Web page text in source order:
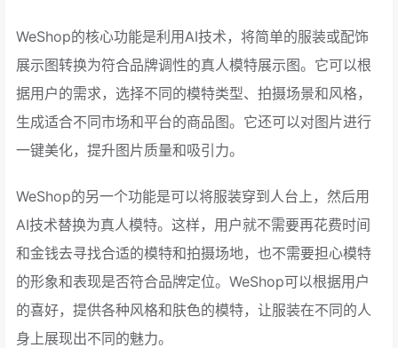
WeShop的核心功能是利用AI技术，将简单的服装或配饰
展示图转换为符合品牌调性的真人模特展示图。它可以根
据用户的需求，选择不同的模特类型、拍摄场景和风格，
生成适合不同市场和平台的商品图。它还可以对图片进行
一键美化，提升图片质量和吸引力。
WeShop的另一个功能是可以将服装穿到人台上，然后用
AI技术替换为真人模特。这样，用户就不需要再花费时间
和金钱去寻找合适的模特和拍摄场地，也不需要担心模特
的形象和表现是否符合品牌定位。WeShop可以根据用户
的喜好，提供各种风格和肤色的模特，让服装在不同的人
身上展现出不同的魅力。